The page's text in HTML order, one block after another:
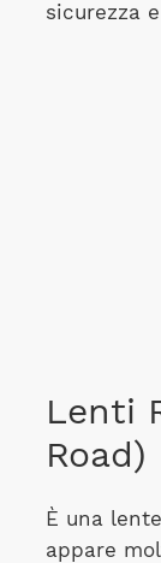
sicurezza
Lenti
Road)
È una
appare